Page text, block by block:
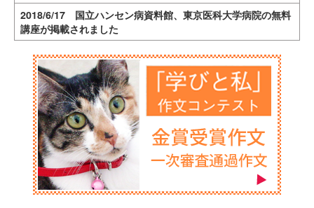
2018/6/17 国立ハンセン病資料館、東京医科大学病院の無料
講座が掲載されました